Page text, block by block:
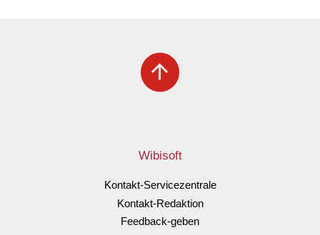
arrow_upward
Wibisoft
Kontakt-Servicezentrale
Kontakt-Redaktion
Feedback-geben